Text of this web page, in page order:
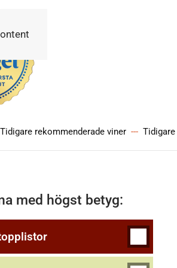
Tidigare rekommenderade viner
med högst betyg: